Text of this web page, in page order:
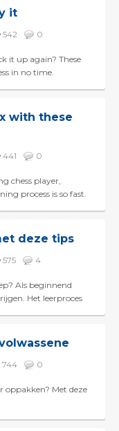
it
542 0
it up again? These
in no time.
with these
441 0
chess player,
process is so fast.
deze tips
575 4
Als beginnend
Het leerproces
744 0
oppakken? Met deze